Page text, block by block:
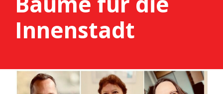
Innenstadt